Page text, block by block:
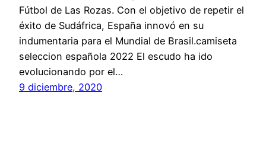
Fútbol de Las Rozas. Con el objetivo de repetir el
éxito de Sudáfrica, España innovó en su
indumentaria para el Mundial de Brasil.camiseta
seleccion española 2022 El escudo ha ido
evolucionando por el…
9 diciembre, 2020